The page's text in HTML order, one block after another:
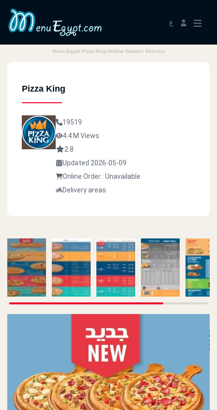
ع
Menu Egypt Pizza King Hotline Number Delivery
Pizza King
19519
4.4 M Views
2.8
Updated 2026-05-09
Online Order : Unavailable
Delivery areas